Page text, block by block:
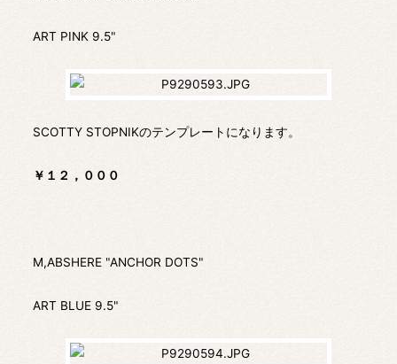
ART PINK 9.5"
SCOTTY STOPNIKのテンプレートになります。
￥１２，０００
M,ABSHERE "ANCHOR DOTS"
ART BLUE 9.5"